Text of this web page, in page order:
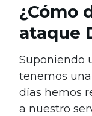
¿Cómo
ataque
Suponiendo
tenemos
días hemos
a nuestro